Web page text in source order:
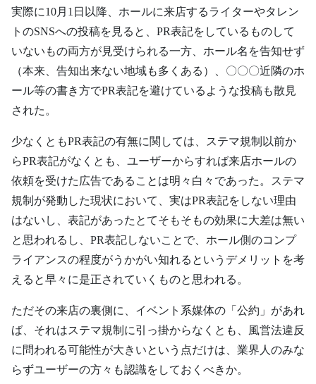
実際に10月1日以降、ホールに来店するライターやタレン
トのSNSへの投稿を見ると、PR表記をしているものして
いないもの両方が見受けられる一方、ホール名を告知せず
（本来、告知出来ない地域も多くある）、〇〇〇近隣のホ
ール等の書き方でPR表記を避けているような投稿も散見
された。
少なくともPR表記の有無に関しては、ステマ規制以前か
らPR表記がなくとも、ユーザーからすれば来店ホールの
依頼を受けた広告であることは明々白々であった。ステマ
規制が発動した現状において、実はPR表記をしない理由
はないし、表記があったとてそもそもの効果に大差は無い
と思われるし、PR表記しないことで、ホール側のコンプ
ライアンスの程度がうかがい知れるというデメリットを考
えると早々に是正されていくものと思われる。
ただその来店の裏側に、イベント系媒体の「公約」があれ
ば、それはステマ規制に引っ掛からなくとも、風営法違反
に問われる可能性が大きいという点だけは、業界人のみな
らずユーザーの方々も認識をしておくべきか。